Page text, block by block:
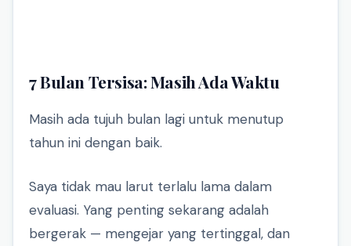
7 Bulan Tersisa: Masih Ada Waktu
Masih ada tujuh bulan lagi untuk menutup
tahun ini dengan baik.
Saya tidak mau larut terlalu lama dalam
evaluasi. Yang penting sekarang adalah
bergerak — mengejar yang tertinggal, dan